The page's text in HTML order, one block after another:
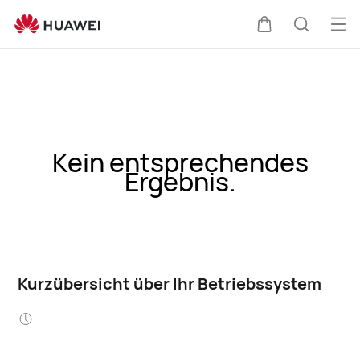
Kein entsprechendes
Ergebnis.
Kurzübersicht über Ihr Betriebssystem